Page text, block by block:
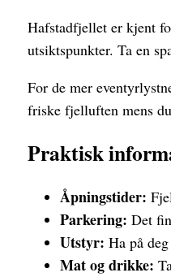
Hafstadfjellet er kjent
utsiktspunkter. Ta en
For de mer
friske fjelluften mens
Praktisk
Åpningstider:
Parkering: Det
Utstyr: Ha på
Mat og drikke: